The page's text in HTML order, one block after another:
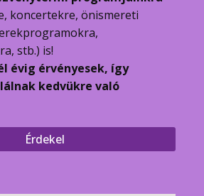
koncertekre, önismereti
stb.) is!
évig érvényesek, így
kedvükre való
Érdekel